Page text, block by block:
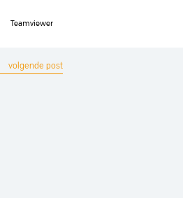
Teamviewer
volgende post